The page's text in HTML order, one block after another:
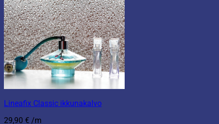
Lineafix Classic ikkunakalvo
29,90 € /m